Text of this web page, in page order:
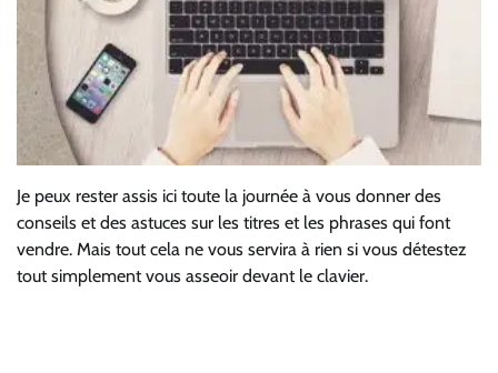
Je peux rester assis ici toute la journée à vous donner des
conseils et des astuces sur les titres et les phrases qui font
vendre. Mais tout cela ne vous servira à rien si vous détestez
tout simplement vous asseoir devant le clavier.